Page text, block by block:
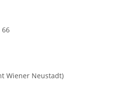
66
Wiener Neustadt)